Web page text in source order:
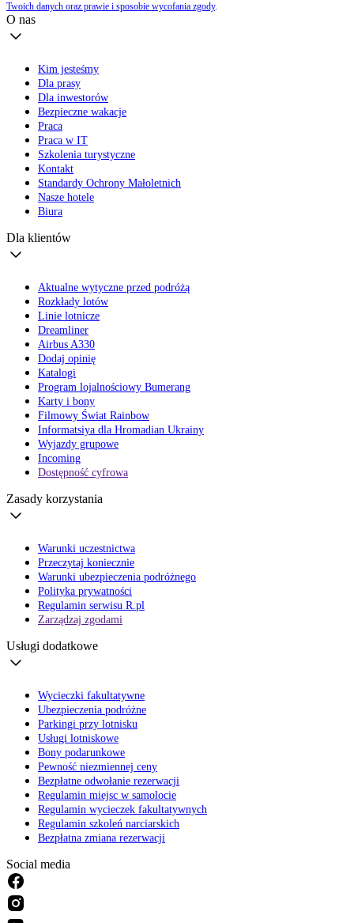
Twoich danych oraz prawie i sposobie wycofania zgody.
O nas
Kim jesteśmy
Dla prasy
Dla inwestorów
Bezpieczne wakacje
Praca
Praca w IT
Szkolenia turystyczne
Kontakt
Standardy Ochrony Małoletnich
Nasze hotele
Biura
Dla klientów
Aktualne wytyczne przed podróżą
Rozkłady lotów
Linie lotnicze
Dreamliner
Airbus A330
Dodaj opinię
Katalogi
Program lojalnościowy Bumerang
Karty i bony
Filmowy Świat Rainbow
Informatsiya dla Hromadian Ukrainy
Wyjazdy grupowe
Incoming
Dostępność cyfrowa
Zasady korzystania
Warunki uczestnictwa
Przeczytaj koniecznie
Warunki ubezpieczenia podróżnego
Polityka prywatności
Regulamin serwisu R.pl
Zarządzaj zgodami
Usługi dodatkowe
Wycieczki fakultatywne
Ubezpieczenia podróżne
Parkingi przy lotnisku
Usługi lotniskowe
Bony podarunkowe
Pewność niezmiennej ceny
Bezpłatne odwołanie rezerwacji
Regulamin miejsc w samolocie
Regulamin wycieczek fakultatywnych
Regulamin szkoleń narciarskich
Bezpłatna zmiana rezerwacji
Social media